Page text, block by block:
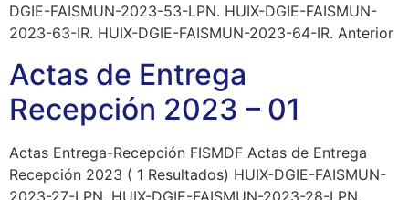
DGIE-FAISMUN-2023-53-LPN. HUIX-DGIE-FAISMUN-
2023-63-IR. HUIX-DGIE-FAISMUN-2023-64-IR. Anterior
Actas de Entrega
Recepción 2023 – 01
Actas Entrega-Recepción FISMDF Actas de Entrega
Recepción 2023 ( 1 Resultados) HUIX-DGIE-FAISMUN-
2023-27-LPN. HUIX-DGIE-FAISMUN-2023-28-LPN.